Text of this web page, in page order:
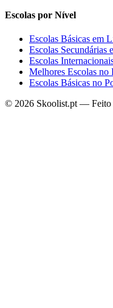
Escolas por Nível
Escolas Básicas em
Escolas Secundárias
Escolas
Melhores Escolas no
Escolas Básicas no
© 2026 Skoolist.pt — Feito